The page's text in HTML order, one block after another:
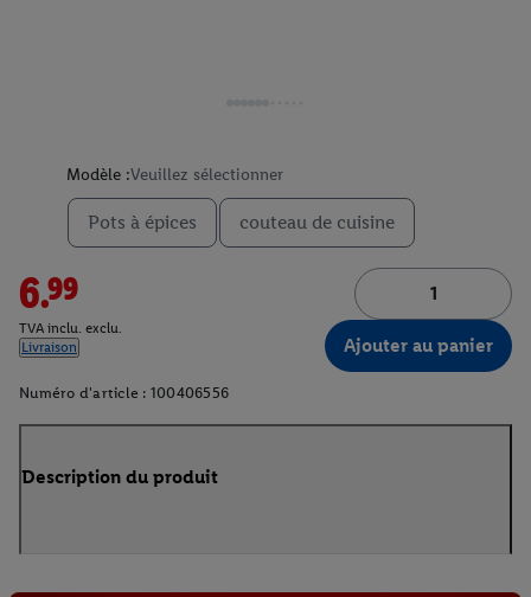
Modèle :Veuillez sélectionner
Pots à épices couteau de cuisine
6.99
TVA inclu. exclu.
Livraison
Ajouter au panier
Numéro d'article : 100406556
Description du produit